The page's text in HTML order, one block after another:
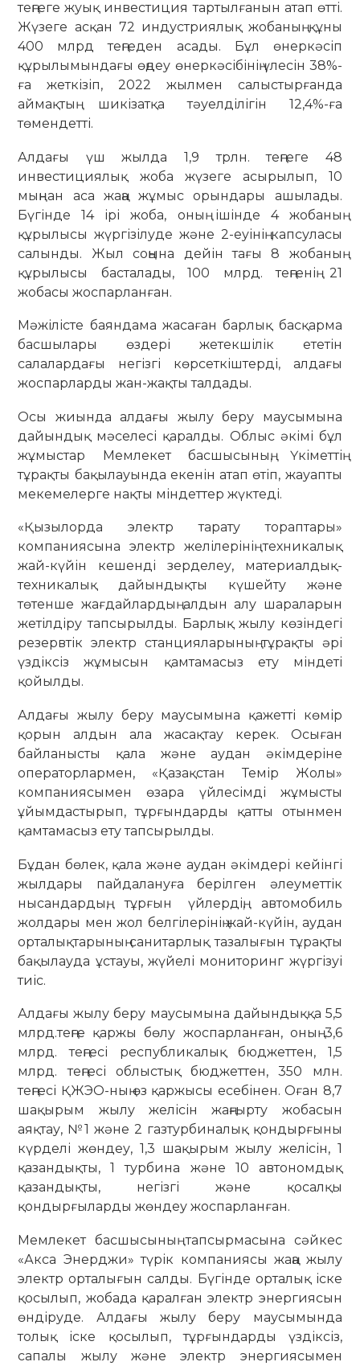
теңгеге жуық инвестиция тартылғанын атап өтті.
Жүзеге асқан 72 индустриялық жобаның құны
400 млрд теңгеден асады. Бұл өнеркәсіп
құрылымындағы өңдеу өнеркәсібінің үлесін 38%-
ға жеткізіп, 2022 жылмен салыстырғанда
аймақтың шикізатқа тәуелділігін 12,4%-ға
төмендетті.
Алдағы үш жылда 1,9 трлн. теңгеге 48
инвестициялық жоба жүзеге асырылып, 10
мыңнан аса жаңа жұмыс орындары ашылады.
Бүгінде 14 ірі жоба, оның ішінде 4 жобаның
құрылысы жүргізілуде және 2-еуінің капсуласы
салынды. Жыл соңына дейін тағы 8 жобаның
құрылысы басталады, 100 млрд. теңгенің 21
жобасы жоспарланған.
Мәжілісте баяндама жасаған барлық басқарма
басшылары өздері жетекшілік ететін
салалардағы негізгі көрсеткіштерді, алдағы
жоспарларды жан-жақты талдады.
Осы жиында алдағы жылу беру маусымына
дайындық мәселесі қаралды. Облыс әкімі бұл
жұмыстар Мемлекет басшысының, Үкіметтің
тұрақты бақылауында екенін атап өтіп, жауапты
мекемелерге нақты міндеттер жүктеді.
«Қызылорда электр тарату тораптары»
компаниясына электр желілерінің техникалық
жай-күйін кешенді зерделеу, материалдық-
техникалық дайындықты күшейту және
төтенше жағдайлардың алдын алу шараларын
жетілдіру тапсырылды. Барлық жылу көзіндегі
резервтік электр станцияларының тұрақты әрі
үздіксіз жұмысын қамтамасыз ету міндеті
қойылды.
Алдағы жылу беру маусымына қажетті көмір
қорын алдын ала жасақтау керек. Осыған
байланысты қала және аудан әкімдеріне
операторлармен, «Қазақстан Темір Жолы»
компаниясымен өзара үйлесімді жұмысты
ұйымдастырып, тұрғындарды қатты отынмен
қамтамасыз ету тапсырылды.
Бұдан бөлек, қала және аудан әкімдері кейінгі
жылдары пайдалануға берілген әлеуметтік
нысандардың, тұрғын үйлердің, автомобиль
жолдары мен жол белгілерінің жай-күйін, аудан
орталықтарының санитарлық тазалығын тұрақты
бақылауда ұстауы, жүйелі мониторинг жүргізуі
тиіс.
Алдағы жылу беру маусымына дайындыққа 5,5
млрд.теңге қаржы бөлу жоспарланған, оның 3,6
млрд. теңгесі республикалық бюджеттен, 1,5
млрд. теңгесі облыстық бюджеттен, 350 млн.
теңгесі ҚЖЭО-ның өз қаржысы есебінен. Оған 8,7
шақырым жылу желісін жаңғырту жобасын
аяқтау, №1 және 2 газтурбиналық қондырғыны
күрделі жөндеу, 1,3 шақырым жылу желісін, 1
қазандықты, 1 турбина және 10 автономдық
қазандықты, негізгі және қосалқы
қондырғыларды жөндеу жоспарланған.
Мемлекет басшысының тапсырмасына сәйкес
«Акса Энерджи» түрік компаниясы жаңа жылу
электр орталығын салды. Бүгінде орталық іске
қосылып, жобада қаралған электр энергиясын
өндіруде. Алдағы жылу беру маусымында
толық іске қосылып, тұрғындарды үздіксіз,
сапалы жылу және электр энергиясымен